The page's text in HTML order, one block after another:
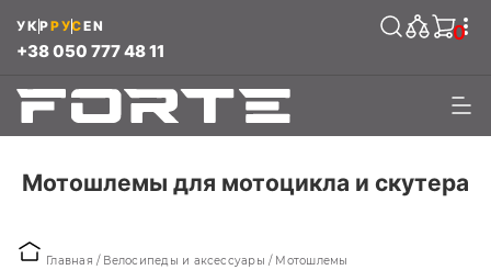
+38 050 777 48 11
УКРРУСEN 0
Мотошлемы для мотоцикла и скутера
Главная Велосипеды и аксессуары Мотошлемы